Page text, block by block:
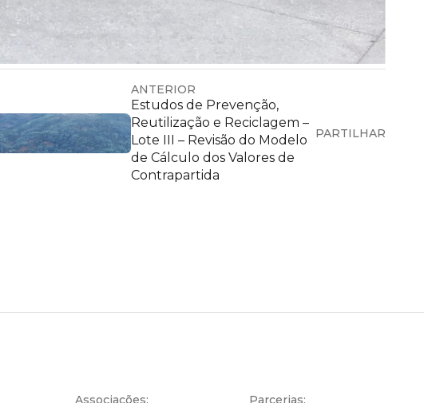
ANTERIOR
Estudos de Prevenção,
Reutilização e Reciclagem –
Lote III – Revisão do Modelo
de Cálculo dos Valores de
Contrapartida
PARTILHAR
Associações: Parcerias: